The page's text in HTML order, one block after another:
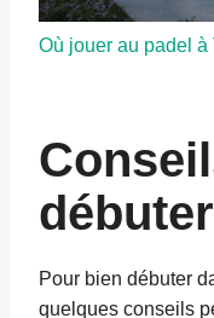
Où jouer au padel
débuter
Pour bien débuter
quelques conseils